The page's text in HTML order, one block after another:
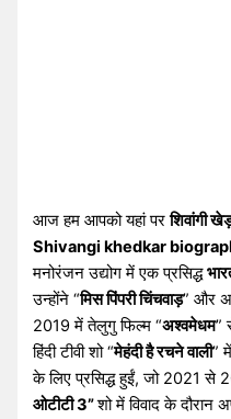
आज हम आपको यहां परशिवांगी
Shivangi khedkar
मनोरंजन उद्योग में एक प्रसिद्ध
उन्होंने “मिस पिंपरी चिंचवाड़” और
2019 में तेलुगु फिल्म “अश्वमेधम”
हिंदी टीवी शो “मेहंदी है रचने वाली”
के लिए प्रसिद्ध हुईं, जो 2021 से
ओटीटी 3”शो में विवाद के दौरान